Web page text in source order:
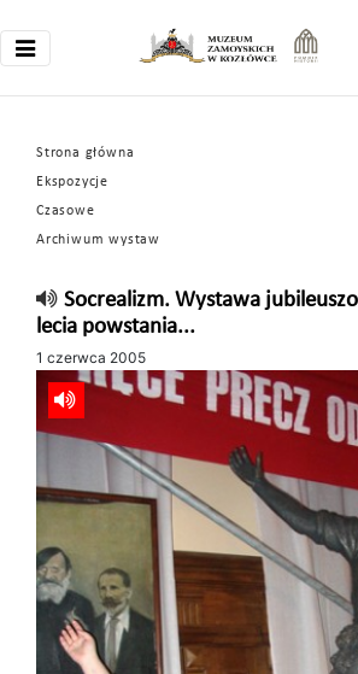
Strona główna
Ekspozycje
Czasowe
Archiwum wystaw
Socrealizm. Wystawa
lecia powstania...
1 czerwca 2005